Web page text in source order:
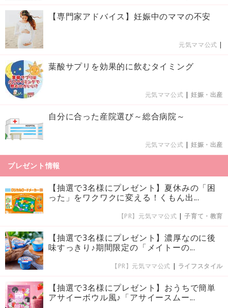
【専門家アドバイス】妊娠中のママの不安
元気ママ公式 |
葉酸サプリを効果的に飲むタイミング
元気ママ公式 | 妊娠・出産
自分に合った産院選び～総合病院～
元気ママ公式 | 妊娠・出産
プレゼント情報
【抽選で3名様にプレゼント】夏休みの「困
った」をワクワクに変える！くもん出...
【PR】元気ママ公式 |子育て・教育
【抽選で3名様にプレゼント】濃厚なのに後
味すっきり♪期間限定の「メイトーの...
【PR】元気ママ公式 | ライフスタイル
【抽選で3名様にプレゼント】おうちで簡単
アサイーボウル風♪「アサイースムー...